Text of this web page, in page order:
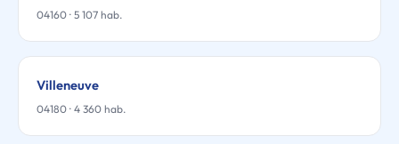
04160 · 5 107 hab.
Villeneuve
04180 · 4 360 hab.